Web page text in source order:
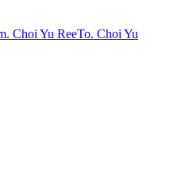
Choi Yu ReeTo. Choi Yu